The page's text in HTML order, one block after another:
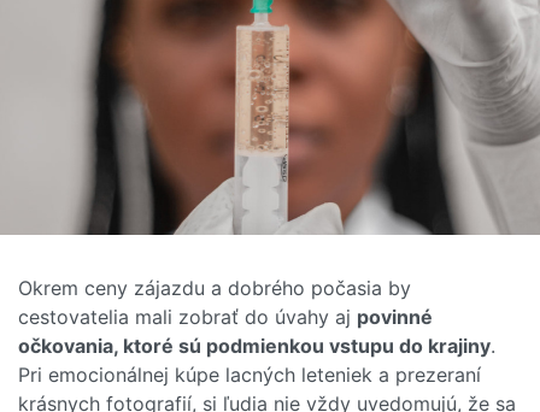
Okrem ceny zájazdu a dobrého počasia by
cestovatelia mali zobrať do úvahy aj povinné
očkovania, ktoré sú podmienkou vstupu do krajiny.
Pri emocionálnej kúpe lacných leteniek a prezeraní
krásnych fotografií, si ľudia nie vždy uvedomujú, že sa